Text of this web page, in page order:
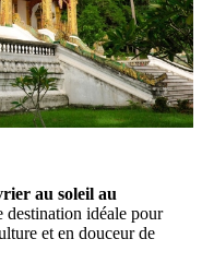
au soleil au
destination idéale pour
et en douceur de